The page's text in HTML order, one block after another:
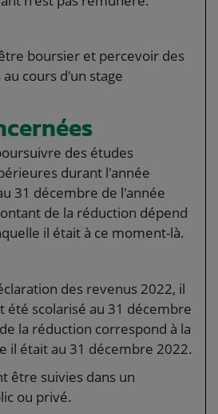
boursier et percevoir des
cours d'un stage
des études
durant l'année
31 décembre de l'année
de la réduction dépend
il était à ce moment-là.
des revenus 2022, il
été scolarisé au 31 décembre
la réduction correspond à la
il était au 31 décembre 2022.
être suivies dans un
ou privé.